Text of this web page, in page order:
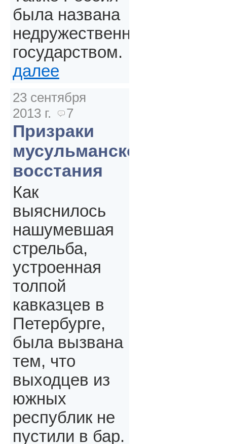
была названа
недружественным
государством.
далее
23 сентября
2013 г.
7
Призраки
мусульманского
восстания
Как
выяснилось
нашумевшая
стрельба,
устроенная
толпой
кавказцев в
Петербурге,
была вызвана
тем, что
выходцев из
южных
республик не
пустили в бар.